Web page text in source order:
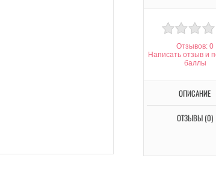
Отзывов: 0
Написать отзыв и
баллы
ОПИСАНИЕ
ОТЗЫВЫ (0)